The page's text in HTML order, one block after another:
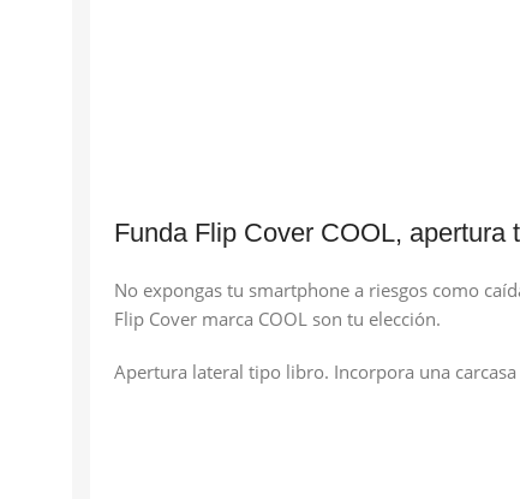
Funda Flip Cover COOL, apertura
No expongas tu smartphone a riesgos como
Flip Cover marca COOL son tu elección.
Apertura lateral tipo libro. Incorpora una